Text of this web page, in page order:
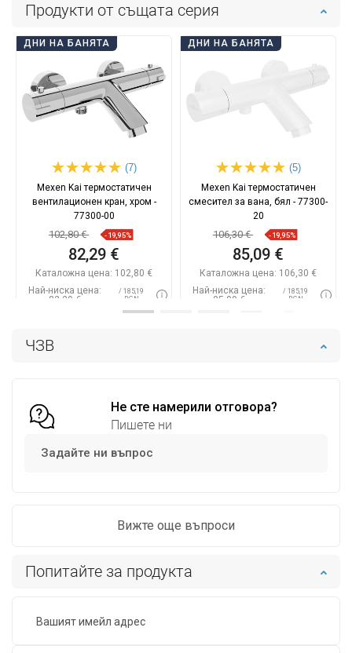
ЧЗВ
Не сте намерили отговора?
Пишете ни
Задайте ни въпрос
Вижте още въпроси
Попитайте за продукта
Продукти от същата серия
ДНИ НА БАНЯТА
(7)
Mexen Kai термостатичен
вентилационен кран, хром -
77300-00
102,80 € -19,95%
82,29 €
Каталожна цена: 102,80 €
Най-ниска цена:
82,29 €
/ 185,19
BGN
Добави в количката
ДНИ НА БАНЯТА
(5)
Mexen Kai термостатичен
смесител за вана, бял - 77300-
20
106,30 € -19,95%
85,09 €
Каталожна цена: 106,30 €
Най-ниска цена:
85,09 €
/ 185,19
BGN
Добави в количката